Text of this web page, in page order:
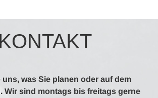
KONTAKT
was Sie planen oder auf dem
Wir sind montags bis freitags gerne